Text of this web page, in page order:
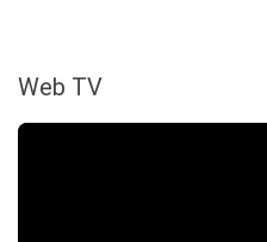
Web TV